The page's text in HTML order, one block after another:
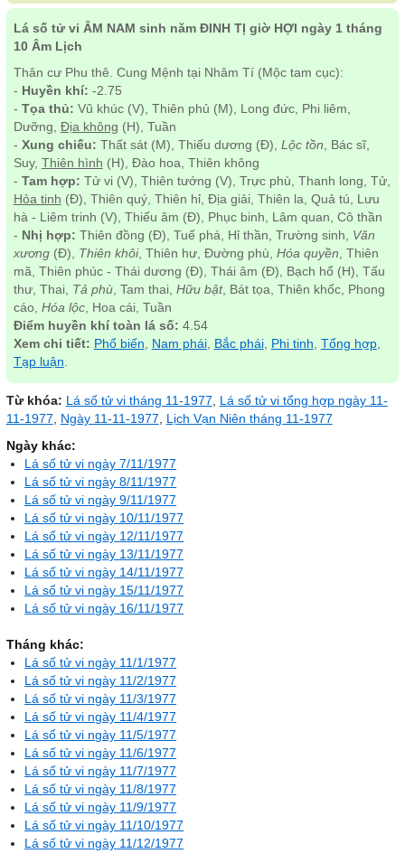
Lá số tử vi ÂM NAM sinh năm ĐINH TỊ giờ HỢI ngày 1 tháng
10 Âm Lịch
Thân cư Phu thê. Cung Mệnh tại Nhâm Tí (Mộc tam cục):
- Huyền khí: -2.75
- Tọa thủ: Vũ khúc (V), Thiên phủ (M), Long đức, Phi liêm,
Dưỡng, Địa không (H), Tuần
- Xung chiếu: Thất sát (M), Thiếu dương (Đ), Lộc tồn, Bác sĩ,
Suy, Thiên hình (H), Đào hoa, Thiên không
- Tam hợp: Tử vi (V), Thiên tướng (V), Trực phù, Thanh long, Tử,
Hỏa tinh (Đ), Thiên quý, Thiên hỉ, Địa giải, Thiên la, Quả tú, Lưu
hà - Liêm trinh (V), Thiếu âm (Đ), Phục binh, Lâm quan, Cô thần
- Nhị hợp: Thiên đồng (Đ), Tuế phá, Hỉ thần, Trường sinh, Văn
xương(Đ), Thiên khôi, Thiên hư, Đường phù, Hóa quyền, Thiên
mã, Thiên phúc - Thái dương (Đ), Thái âm (Đ), Bạch hổ (H), Tấu
thư, Thai, Tả phù, Tam thai, Hữu bật, Bát tọa, Thiên khốc, Phong
cáo, Hóa lộc, Hoa cái, Tuần
Điểm huyền khí toàn lá số: 4.54
Xem chi tiết: Phổ biến, Nam phái, Bắc phái, Phi tinh, Tổng hợp,
Tạp luận.
Từ khóa: Lá số tử vi tháng 11-1977
Lá số tử vi tổng hợp ngày 11-
11-1977
Ngày 11-11-1977
Lịch Vạn Niên tháng 11-1977
Ngày khác:
Lá số tử vi ngày 7/11/1977
Lá số tử vi ngày 8/11/1977
Lá số tử vi ngày 9/11/1977
Lá số tử vi ngày 10/11/1977
Lá số tử vi ngày 12/11/1977
Lá số tử vi ngày 13/11/1977
Lá số tử vi ngày 14/11/1977
Lá số tử vi ngày 15/11/1977
Lá số tử vi ngày 16/11/1977
Tháng khác:
Lá số tử vi ngày 11/1/1977
Lá số tử vi ngày 11/2/1977
Lá số tử vi ngày 11/3/1977
Lá số tử vi ngày 11/4/1977
Lá số tử vi ngày 11/5/1977
Lá số tử vi ngày 11/6/1977
Lá số tử vi ngày 11/7/1977
Lá số tử vi ngày 11/8/1977
Lá số tử vi ngày 11/9/1977
Lá số tử vi ngày 11/10/1977
Lá số tử vi ngày 11/12/1977